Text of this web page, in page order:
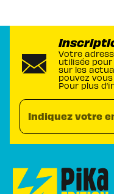
Votre
utilisée
sur les
pouvez
Pour plus
Indiquez votre